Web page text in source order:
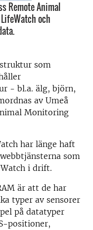
Remote Animal
och
som
- bl.a. älg, björn,
av Umeå
Monitoring
har länge haft
som
i drift.
är att de har
typer av sensorer
på datatyper
positioner,